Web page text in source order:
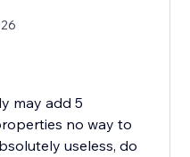
may add 5
no way to
useless, do